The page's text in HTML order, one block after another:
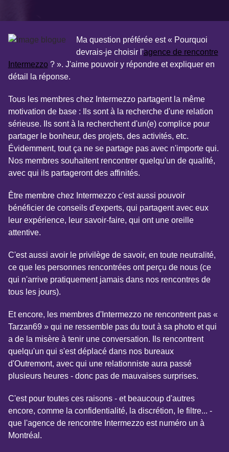
Ma question préférée est « Pourquoi
devrais-je choisir l'agence de rencontre
Intermezzo ? ». J'aime pouvoir y répondre et expliquer en
détail la réponse.
Tous les membres chez Intermezzo partagent la même
motivation de base : Ils sont à la recherche d'une relation
sérieuse. Ils sont à la recherchent d'un(e) complice pour
partager le bonheur, des projets, des activités, etc.
Évidemment, tout ça ne se partage pas avec n'importe qui.
Nos membres souhaitent rencontrer quelqu'un de qualité,
avec qui ils partageront des affinités.
Être membre chez Intermezzo c'est aussi pouvoir
bénéficier de conseils d'experts, qui partagent avec eux
leur expérience, leur savoir-faire, qui ont une oreille
attentive.
C'est aussi avoir le privilège de savoir, en toute neutralité,
ce que les personnes rencontrées ont perçu de nous (ce
qui n'arrive pratiquement jamais dans nos rencontres de
tous les jours).
Et encore, les membres d'Intermezzo ne rencontrent pas «
Tarzan69 » qui ne ressemble pas du tout à sa photo et qui
a de la misère à tenir une conversation. Ils rencontrent
quelqu'un qui s'est déplacé dans nos bureaux
d'Outremont, avec qui une relationniste aura passé
plusieurs heures - donc pas de mauvaises surprises.
C'est pour toutes ces raisons - et beaucoup d'autres
encore, comme la confidentialité, la discrétion, le filtre... -
que l'agence de rencontre Intermezzo est numéro un à
Montréal.